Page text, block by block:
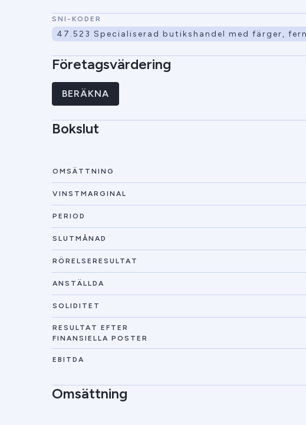
SNI-KODER
47.523 Specialiserad butikshandel med färger,
Företagsvärdering
BERÄKNA
Bokslut
OMSÄTTNING
VINSTMARGINAL
PERIOD
SLUTMÅNAD
RÖRELSERESULTAT
ANSTÄLLDA
SOLIDITET
RESULTAT EFTER
FINANSIELLA POSTER
EBITDA
Omsättning